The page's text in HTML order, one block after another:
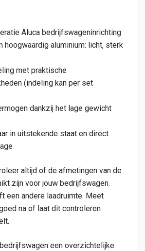
Aluca bedrijfswageninrichting
hoogwaardig aluminium: licht, sterk
met praktische
(indeling kan per set
dankzij het lage gewicht
in uitstekende staat en direct
altijd of de afmetingen van de
zijn voor jouw bedrijfswagen.
een andere laadruimte. Meet
na of laat dit controleren
een overzichtelijke